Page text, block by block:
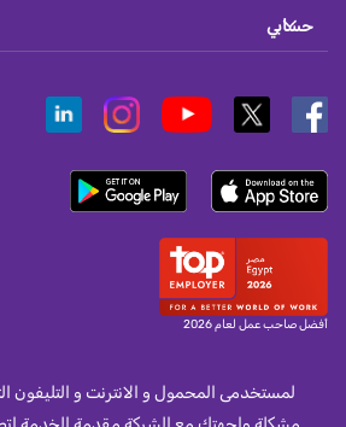
حسابي
أفضل صاحب عمل لعام 2026
لمستخدمى المحمول و الانترنت و التليفون